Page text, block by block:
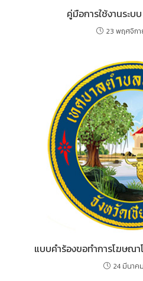
คู่มือการใช้งานระบ
23 พฤศจิก
แบบคำร้องขอทำการโฆษณา
24 มีนาค